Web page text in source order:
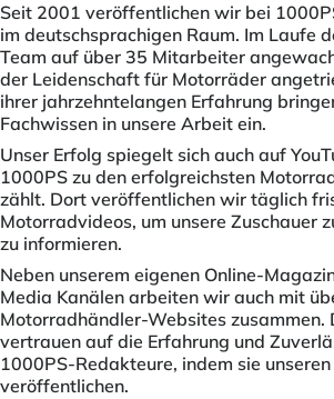
Seit 2001 veröffentlichen wir bei
im deutschsprachigen Raum. Im Laufe
Team auf über 35 Mitarbeiter
der Leidenschaft für Motorräder
ihrer jahrzehntelangen Erfahrung
Fachwissen in unsere Arbeit ein.
Unser Erfolg spiegelt sich auch auf
1000PS zu den erfolgreichsten
zählt. Dort veröffentlichen wir täglich
Motorradvideos, um unsere Zuschauer
zu informieren.
Neben unserem eigenen Online-
Media Kanälen arbeiten wir auch mit
Motorradhändler-Websites zusammen.
vertrauen auf die Erfahrung und
1000PS-Redakteure, indem sie
veröffentlichen.